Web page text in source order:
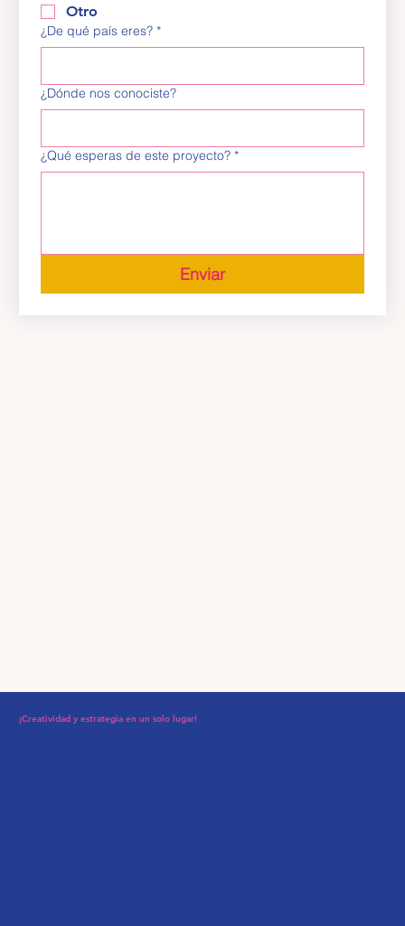
Otro
¿De qué país eres? *
¿Dónde nos conociste?
¿Qué esperas de este proyecto? *
Enviar
¡Creatividad y estrategia en un solo lugar!